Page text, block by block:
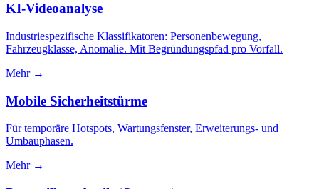
KI-Videoanalyse
Industriespezifische Klassifikatoren: Personenbewegung,
Fahrzeugklasse, Anomalie. Mit Begründungspfad pro Vorfall.
Mehr →
Mobile Sicherheitstürme
Für temporäre Hotspots, Wartungsfenster, Erweiterungs- und
Umbauphasen.
Mehr →